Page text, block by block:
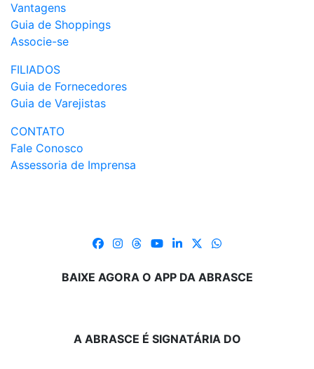
Vantagens
Guia de Shoppings
Associe-se
FILIADOS
Guia de Fornecedores
Guia de Varejistas
CONTATO
Fale Conosco
Assessoria de Imprensa
BAIXE AGORA O APP DA ABRASCE
A ABRASCE É SIGNATÁRIA DO